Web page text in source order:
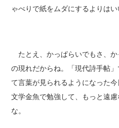
ゃべりで紙をムダにするよりはい
たとえ、かっぱらいでもさ、
の現れだからね。「現代詩手帖
て言葉が見られるようになった
文学金魚で勉強して、もっと遠
な。